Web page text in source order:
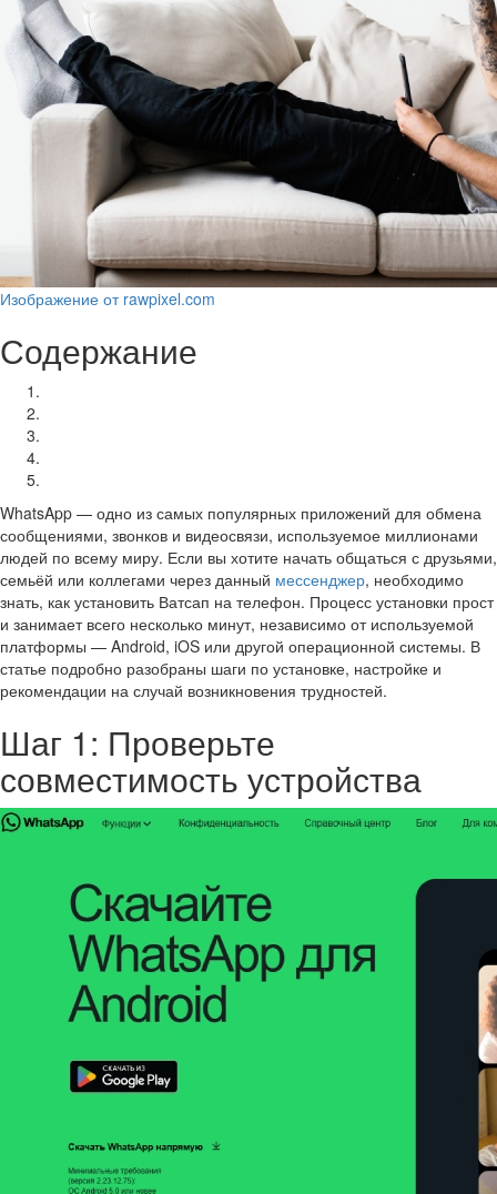
Изображение от rawpixel.com
Содержание
WhatsApp — одно из самых популярных приложений для обмена
сообщениями, звонков и видеосвязи, используемое миллионами
людей по всему миру. Если вы хотите начать общаться с друзьями,
семьёй или коллегами через данный мессенджер, необходимо
знать, как установить Ватсап на телефон. Процесс установки прост
и занимает всего несколько минут, независимо от используемой
платформы — Android, iOS или другой операционной системы. В
статье подробно разобраны шаги по установке, настройке и
рекомендации на случай возникновения трудностей.
Шаг 1: Проверьте
совместимость устройства